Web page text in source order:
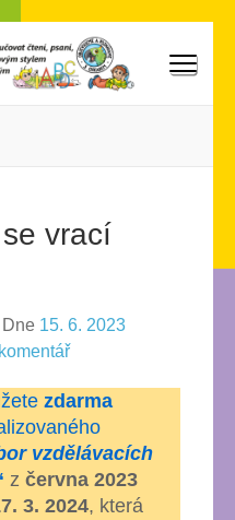
vrací
Dne 15. 6. 2023
na
AMOS
se
vrací
v nové
podobě!
zdarma
vzdělávacích
z června 2023
3. 2024, která